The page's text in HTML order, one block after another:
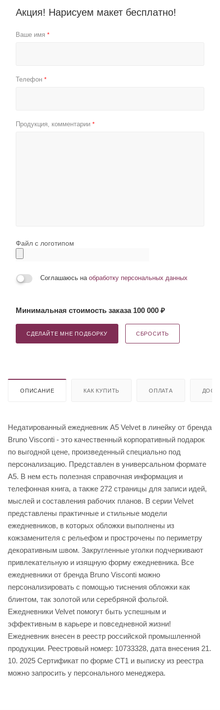
Акция! Нарисуем макет бесплатно!
Ваше имя *
Телефон *
Продукция, комментарии *
Файл с логотипом
Соглашаюсь на обработку персональных данных
Минимальная стоимость заказа 100 000 ₽
СДЕЛАЙТЕ МНЕ ПОДБОРКУ СБРОСИТЬ
ОПИСАНИЕ КАК КУПИТЬ ОПЛАТА
Недатированный ежедневник A5 Velvet в линейку от бренда
Bruno Visconti - это качественный корпоративный подарок
по выгодной цене, произведенный специально под
персонализацию. Представлен в универсальном формате
А5. В нем есть полезная справочная информация и
телефонная книга, а также 272 страницы для записи идей,
мыслей и составления рабочих планов. В серии Velvet
представлены практичные и стильные модели
ежедневников, в которых обложки выполнены из
кожзаменителя с рельефом и прострочены по периметру
декоративным швом. Закругленные уголки подчеркивают
привлекательную и изящную форму ежедневника. Все
ежедневники от бренда Bruno Visconti можно
персонализировать с помощью тиснения обложки как
блинтом, так золотой или серебряной фольгой.
Ежедневники Velvet помогут быть успешным и
эффективным в карьере и повседневной жизни!
Ежедневник внесен в реестр российской промышленной
продукции. Реестровый номер: 10733328, дата внесения 21.
10. 2025 Сертификат по форме СТ1 и выписку из реестра
можно запросить у персонального менеджера.